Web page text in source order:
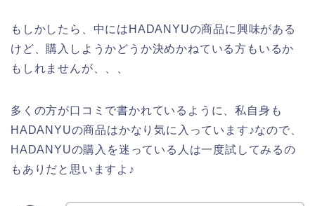
もしかしたら、中にはHADANYUの商品に興味がある
けど、購入しようかどうか決めかねている方もいるか
もしれませんが、、、
多くの方が口コミで書かれているように、私自身も
HADANYUの商品はかなり気に入っています♪なので、
HADANYUの購入を迷っている人は一度試してみるの
もありだと思いますよ♪